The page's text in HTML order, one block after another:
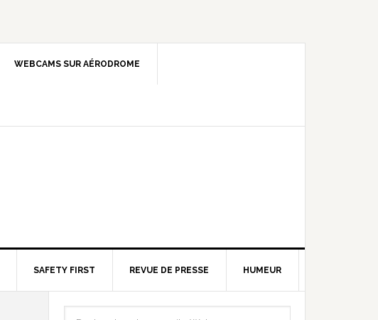
WEBCAMS SUR AÉRODROME
SAFETY FIRST REVUE DE PRESSE HUMEUR